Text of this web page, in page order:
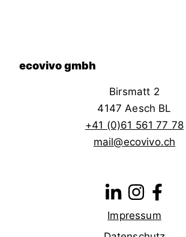
ecovivo gmbh
Birsmatt 2
4147 Aesch BL
+41 (0)61 561 77 78
mail@ecovivo.ch
Impressum